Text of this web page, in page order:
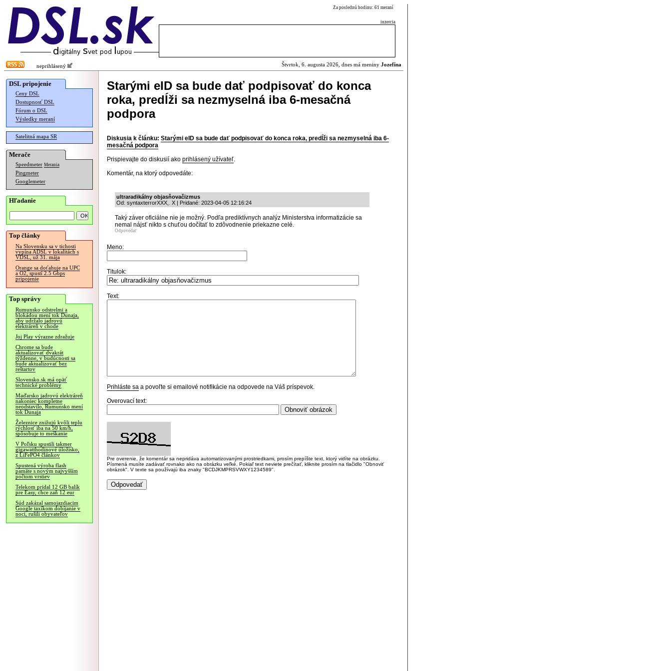
Za poslednú hodinu: 61 meraní
inzercia
neprihlásený Štvrtok, 6. augusta 2026, dnes má meniny Jozefína
DSL pripojenie
Ceny DSL
Dostupnosť DSL
Fórum o DSL
Výsledky meraní
Satelitná mapa SR
Merače
Speedmeter Merania
Pingmeter
Googlemeter
Hľadanie
Top články
Na Slovensku sa v tichosti
vypína ADSL v lokalitách s
VDSL, už 31. mája
Orange sa doťahuje na UPC
a O2, spustí 2.5 Gbps
pripojenie
Top správy
Rumunsko odstrelmi a
blokádou mení tok Dunaja,
aby udržalo jadrovú
elektráreň v chode
Joj Play výrazne zdražuje
Chrome sa bude
aktualizovať dvakrát
týždenne, v budúcnosti sa
bude aktualizovať bez
reštartov
Slovensko.sk má opäť
technické problémy
Maďarsko jadrovú elektráreň
nakoniec kompletne
neodstavilo, Rumunsko mení
tok Dunaja
Železnice znižujú kvôli teplu
rýchlosť iba na 50 km/h,
spôsobuje to meškanie
V Poľsku spustili takmer
gigawatthodinové úložisko,
z LiFePO4 článkov
Spustená výroba flash
pamäte s novým najvyšším
počtom vrstiev
Telekom pridal 12 GB balík
pre Easy, chce zaň 12 eur
Súd zakázal samojazdiacim
Google taxíkom dobíjanie v
noci, rušili obyvateľov
Starými eID sa bude dať podpisovať do konca
roka, predĺži sa nezmyselná iba 6-mesačná
podpora
Diskusia k článku: Starými eID sa bude dať podpisovať do konca roka, predĺži sa nezmyselná iba 6-
mesačná podpora
Prispievajte do diskusií ako prihlásený užívateľ.
Komentár, na ktorý odpovedáte:
ultraradikálny objasňovačizmus
Od: syntaxterrorXXX,. X | Pridané: 2023-04-05 12:16:24
Taký záver oficiálne nie je možný. Podľa prediktívnych analýz Ministerstva informatizácie sa
nemal nájsť nikto s chuťou dočítať to zdôvodnenie priekazne celé.
Odpovedať
Meno:
Titulok:
Text:
Prihláste sa a povoľte si emailové notifikácie na odpovede na Váš príspevok.
Overovací text:
Pre overenie, že komentár sa nepridáva automatizovanými prostriedkami, prosím prepíšte text, ktorý vidíte na obrázku.
Písmená musíte zadávať rovnako ako na obrázku veľké. Pokiaľ text neviete prečítať, kliknite prosím na tlačidlo "Obnoviť
obrázok". V texte sa používajú iba znaky "BCDJKMPRSVWXY1234589".